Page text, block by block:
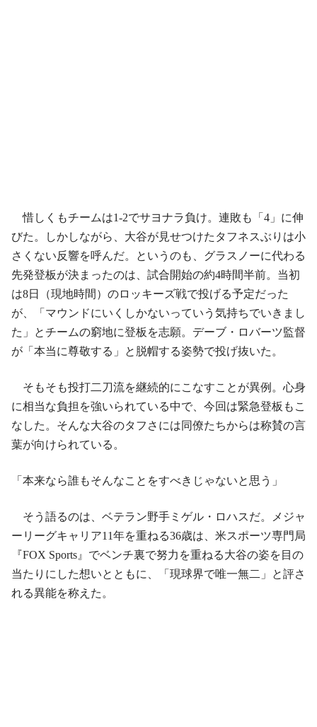
惜しくもチームは1-2でサヨナラ負け。連敗も「4」に伸
びた。しかしながら、大谷が見せつけたタフネスぶりは小
さくない反響を呼んだ。というのも、グラスノーに代わる
先発登板が決まったのは、試合開始の約4時間半前。当初
は8日（現地時間）のロッキーズ戦で投げる予定だった
が、「マウンドにいくしかないっていう気持ちでいきまし
た」とチームの窮地に登板を志願。デーブ・ロバーツ監督
が「本当に尊敬する」と脱帽する姿勢で投げ抜いた。
そもそも投打二刀流を継続的にこなすことが異例。心身
に相当な負担を強いられている中で、今回は緊急登板もこ
なした。そんな大谷のタフさには同僚たちからは称賛の言
葉が向けられている。
「本来なら誰もそんなことをすべきじゃないと思う」
そう語るのは、ベテラン野手ミゲル・ロハスだ。メジャ
ーリーグキャリア11年を重ねる36歳は、米スポーツ専門局
『FOX Sports』でベンチ裏で努力を重ねる大谷の姿を目の
当たりにした想いとともに、「現球界で唯一無二」と評さ
れる異能を称えた。